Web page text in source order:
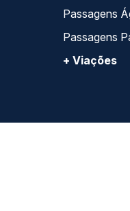
Passagens
Passagens
+ Viações